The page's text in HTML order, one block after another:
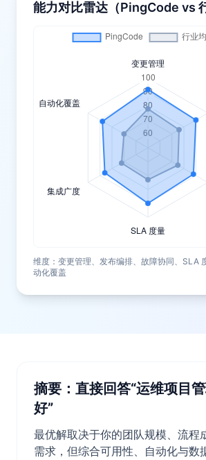
能力对比雷达（PingCode vs
维度：变更管理、发布编排、故障协同、SLA
动化覆盖
摘要：直接回答“运维项目
好”
最优解取决于你的团队规模、流程
需求，但综合可用性、自动化与数